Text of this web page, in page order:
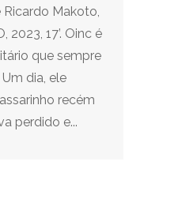
Makoto,
2023, 17’. Oinc é
que sempre
dia, ele
recém
perdido e...